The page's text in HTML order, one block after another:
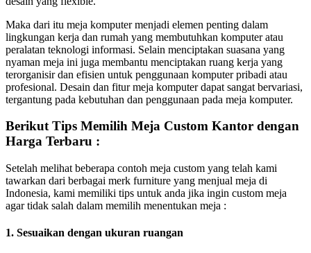
Maka dari itu meja komputer menjadi elemen penting dalam
lingkungan kerja dan rumah yang membutuhkan komputer atau
peralatan teknologi informasi. Selain menciptakan suasana yang
nyaman meja ini juga membantu menciptakan ruang kerja yang
terorganisir dan efisien untuk penggunaan komputer pribadi atau
profesional. Desain dan fitur meja komputer dapat sangat bervariasi,
tergantung pada kebutuhan dan penggunaan pada meja komputer.
Berikut Tips Memilih Meja Custom Kantor dengan
Harga Terbaru :
Setelah melihat beberapa contoh meja custom yang telah kami
tawarkan dari berbagai merk furniture yang menjual meja di
Indonesia, kami memiliki tips untuk anda jika ingin custom meja
agar tidak salah dalam memilih menentukan meja :
1. Sesuaikan dengan ukuran ruangan